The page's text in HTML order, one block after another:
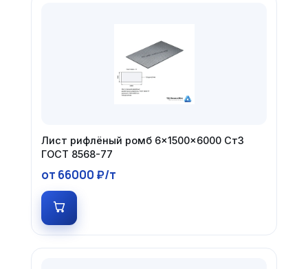
Лист рифлёный ромб 6×1500×6000 Ст3
ГОСТ 8568-77
от 66000 ₽/т